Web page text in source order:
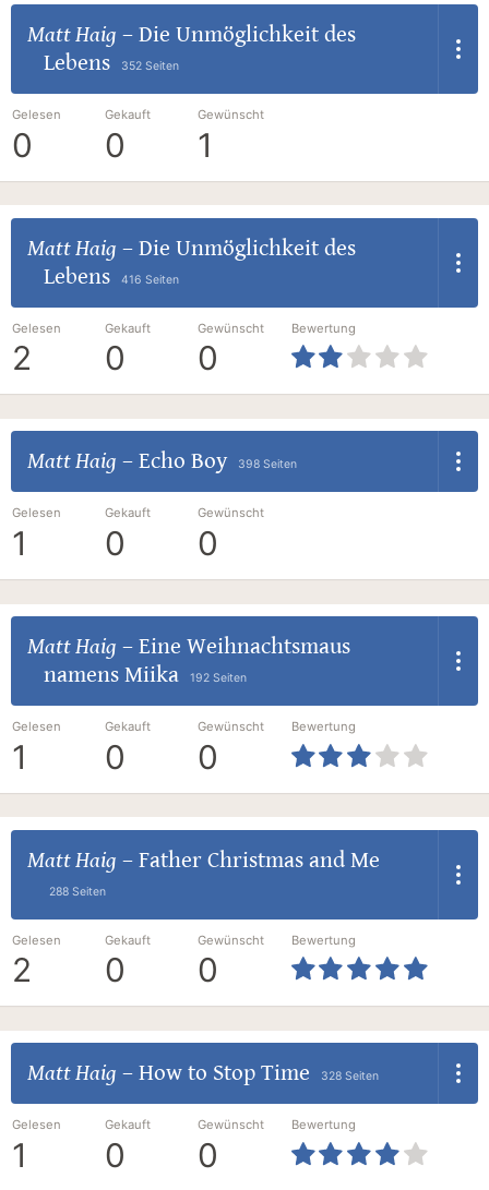
Matt Haig – Die Unmöglichkeit des
Lebens
352 Seiten
Gelesen
0
Gekauft
0
Gewünscht
1
Matt Haig – Die Unmöglichkeit des
Lebens
416 Seiten
Gelesen
2
Gekauft
0
Gewünscht
0
Bewertung
Matt Haig – Echo Boy 398 Seiten
Gelesen
1
Gekauft
0
Gewünscht
0
Matt Haig – Eine Weihnachtsmaus
namens Miika
192 Seiten
Gelesen
1
Gekauft
0
Gewünscht
0
Bewertung
Matt Haig – Father Christmas and Me
288 Seiten
Gelesen
2
Gekauft
0
Gewünscht
0
Bewertung
Matt Haig – How to Stop Time 328 Seiten
Gelesen
1
Gekauft
0
Gewünscht
0
Bewertung